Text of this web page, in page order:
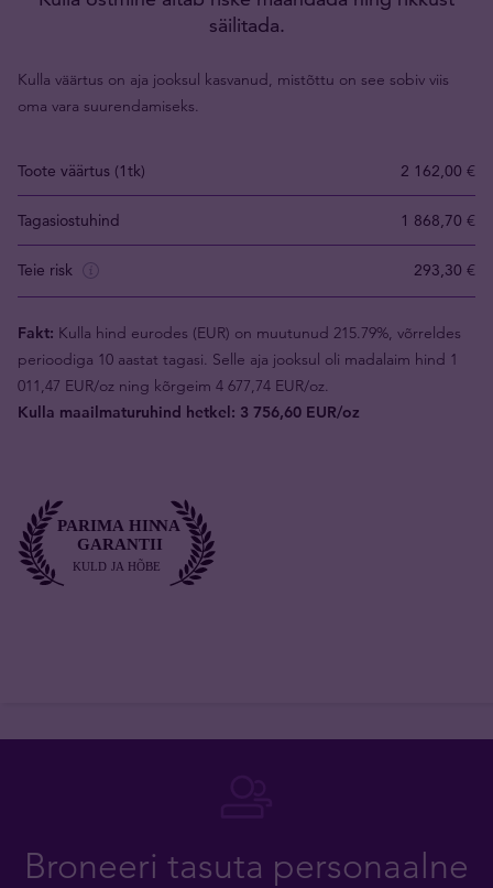
säilitada.
Kulla väärtus on aja jooksul kasvanud, mistõttu on see sobiv viis
oma vara suurendamiseks.
Toote väärtus (1tk) 2 162,00 €
Tagasiostuhind 1 868,70 €
Teie risk 293,30 €
Fakt: Kulla hind eurodes (EUR) on muutunud 215.79%, võrreldes
perioodiga 10 aastat tagasi. Selle aja jooksul oli madalaim hind 1
011,47 EUR/oz ning kõrgeim 4 677,74 EUR/oz.
Kulla maailmaturuhind hetkel: 3 756,60 EUR/oz
Broneeri tasuta personaalne